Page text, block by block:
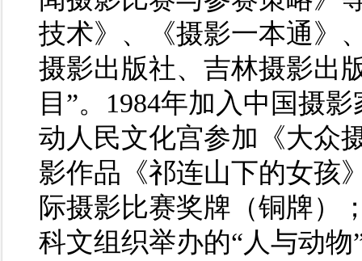
技术》、《摄影一本通》
摄影出版社、吉林摄影出
目”。1984年加入中国摄
动人民文化宫参加《大众
影作品《祁连山下的女孩
际摄影比赛奖牌（铜牌）
科文组织举办的“人与动